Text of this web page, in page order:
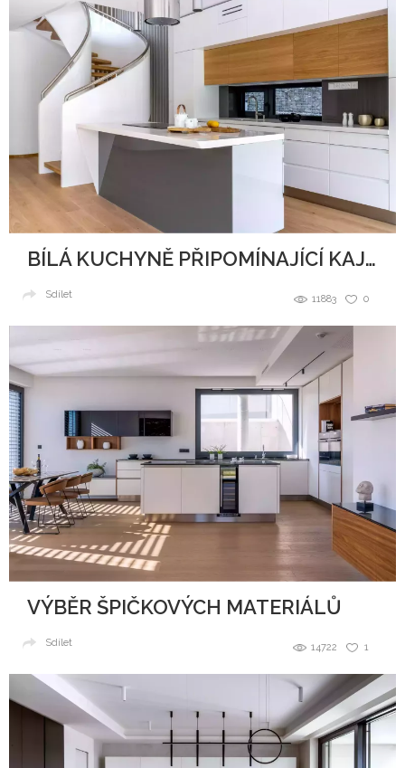
BÍLÁ KUCHYNĚ PŘIPOMÍNAJÍCÍ KAJUTU NA LODI
0
11883
Sdílet
VÝBĚR ŠPIČKOVÝCH MATERIÁLŮ
1
14722
Sdílet